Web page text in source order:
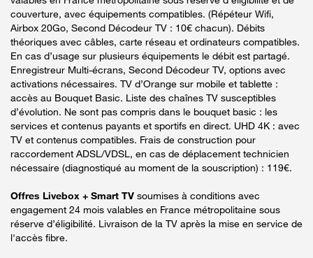
couverture, avec équipements compatibles. (Répéteur Wifi,
Airbox 20Go, Second Décodeur TV : 10€ chacun). Débits
théoriques avec câbles, carte réseau et ordinateurs compatibles.
En cas d’usage sur plusieurs équipements le débit est partagé.
Enregistreur Multi-écrans, Second Décodeur TV, options avec
activations nécessaires. TV d’Orange sur mobile et tablette :
accès au Bouquet Basic. Liste des chaînes TV susceptibles
d’évolution. Ne sont pas compris dans le bouquet basic : les
services et contenus payants et sportifs en direct. UHD 4K : avec
TV et contenus compatibles. Frais de construction pour
raccordement ADSL/VDSL, en cas de déplacement technicien
nécessaire (diagnostiqué au moment de la souscription) : 119€.
Offres Livebox + Smart TV soumises à conditions avec
engagement 24 mois valables en France métropolitaine sous
réserve d’éligibilité. Livraison de la TV après la mise en service de
l'accès fibre.